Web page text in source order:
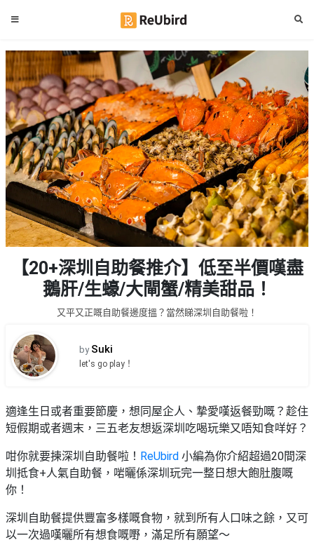
繁
中
EN
登
入
註
冊
分
類
Party
Room
到
會
美
特
活
動
類
型
Party
動
攻
生
日
#
拍
拖
好
去
處
#
室
內
好
去
處
物
#18
區
去
處
#Party
Room
#
相
好
【20+深圳自助餐推介】低至半價嘆盡
鵝肝/生蠔/大閘蟹/精美甜品！
又平又正嘅自助餐邊度搵？當然睇深圳自助餐啦！
by Suki
let's go play！
適逢生日或者重要節慶，想同屋企人、摯愛嘆返餐勁嘅？趁住
短假期或者週末，三五老友想返深圳吃喝玩樂又唔知食咩好？
咁你就要揀深圳自助餐啦！ ReUbird 小編為你介紹超過20間深
圳抵食+人氣自助餐，啱曬係深圳玩完一整日想大飽肚腹嘅
你！
深圳自助餐提供豐富多樣嘅食物，就到所有人口味之餘，又可
以一次過嘆曬所有想食嘅嘢，滿足所有願望～